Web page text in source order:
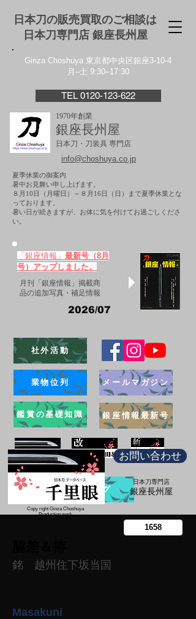
日本刀の販売買取のご相談は
日本刀専門店 銀座⻑州屋
Ginza Choshuya 東京都中央区銀座3-10-4
月–土 9:30–17:30
TEL 0120-123-622
1970年創業
銀座長州屋
日本刀・刀装具 専門店
info@choshuya.co.jp
夏季休業の御案内
暑中お見舞い申し上げます。
８月10日（月曜日）～８月16日（日）まで夏季休業とな
っております。
​暑い日が続きますが、お体に気を付けてお過ごしくださ
い。
「銀座情報」 最新号（8月
号）アップしました。
月刊「銀座情報」掲載商
品の追加写真・補足情報
2026/07
社外活動
業物位列
鑑賞の基礎知識
メールマガジン
銀座情報最新号
ブログ
お問い合わせ
日本刀専門店
​銀座長州屋
Copy right Ginza Choshuya
Production work
銘 越州住下坂当国
Masakuni